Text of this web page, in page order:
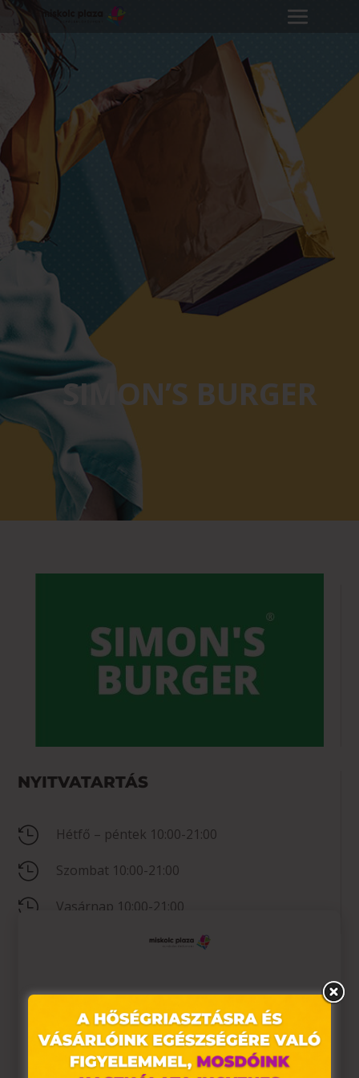
SIMON’S BURGER
NYITVATARTÁS
 Hétfő – péntek 10:00-21:00
 Szombat 10:00-21:00
 Vasárnap 10:00-21:00
+36304950074
miskolc@simonsburger.hu
Weboldalunkon „cookie"-kat (továbbiakban „süti")
alkalmazunk. Ezek olyan fájlok, melyek információt
tárolnak webes böngészőjében. Ehhez az Ön